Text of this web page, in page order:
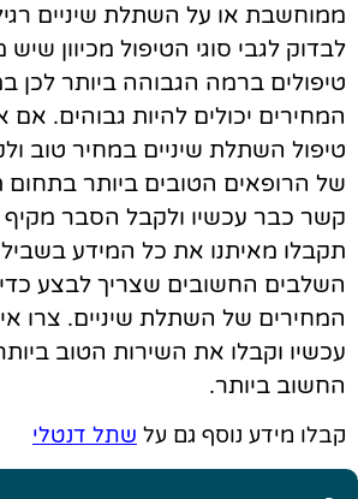
ממוחשבת או על השתלת שיניים
לבדוק לגבי סוגי הטיפול מכיוון
טיפולים ברמה הגבוהה ביותר לכן
המחירים יכולים להיות גבוהים.
טיפול השתלת שיניים במחיר טוב
של הרופאים הטובים ביותר בתחום
קשר כבר עכשיו ולקבל הסבר מקיף
תקבלו מאיתנו את כל המידע בשביל
השלבים החשובים שצריך לבצע כדי
המחירים של השתלת שיניים. צרו
עכשיו וקבלו את השירות הטוב
החשוב ביותר.
קבלו מידע נוסף גם על שתל דנטלי